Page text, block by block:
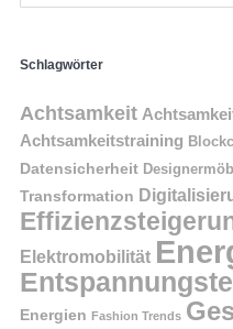
Schlagwörter
Achtsamkeit
Achtsamkeitstraining
Datensicherheit
Transformation
Elektromobilität
Energien Fashion Trends